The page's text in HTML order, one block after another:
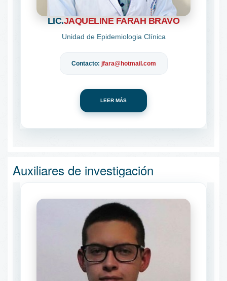
LIC.JAQUELINE FARAH BRAVO
Unidad de Epidemiologia Clínica
Contacto: jfara@hotmail.com
LEER MÁS
Auxiliares de investigación